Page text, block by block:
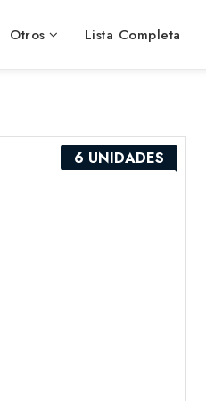
Otros Lista Completa
6 UNIDADES